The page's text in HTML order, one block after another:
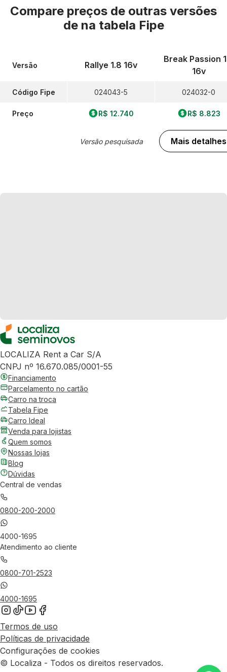
Compare preços de outras versões
de na tabela Fipe
Versão
Código Fipe
Preço
Rallye 1.8 16v
024043-5
R$ 12.740
Versão pesquisada
Break Passion
16v
024032-0
R$ 8.823
Mais detalhes
LOCALIZA Rent a Car S/A
CNPJ nº 16.670.085/0001-55
Financiamento
Parcelamento no cartão
Carro na troca
Tabela Fipe
Carro Ideal
Venda para lojistas
Quem somos
Nossas lojas
Blog
Dúvidas
Central de vendas
0800-200-2000
4000-1695
Atendimento ao cliente
0800-701-2523
4000-1695
Termos de uso
Políticas de privacidade
Configurações de cookies
© Localiza - Todos os direitos reservados.